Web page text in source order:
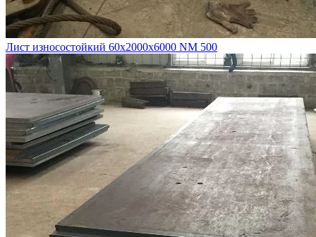
Лист износостойкий 60х2000х6000 NM 500